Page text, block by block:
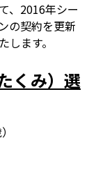
、2016年シー
の契約を更新
ます。
み）選